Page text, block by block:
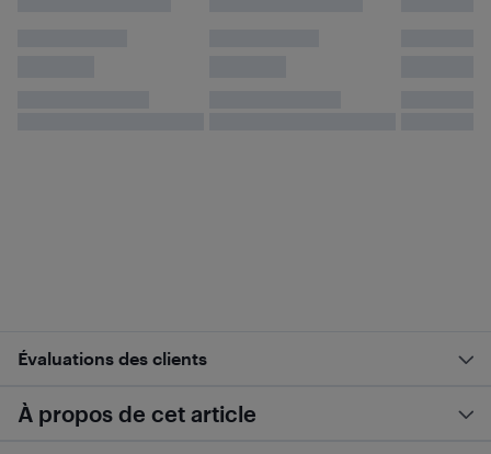
Évaluations des clients
À propos de cet article